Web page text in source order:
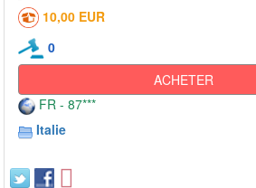
10,00 EUR
0
ACHETER
FR - 87***
Italie